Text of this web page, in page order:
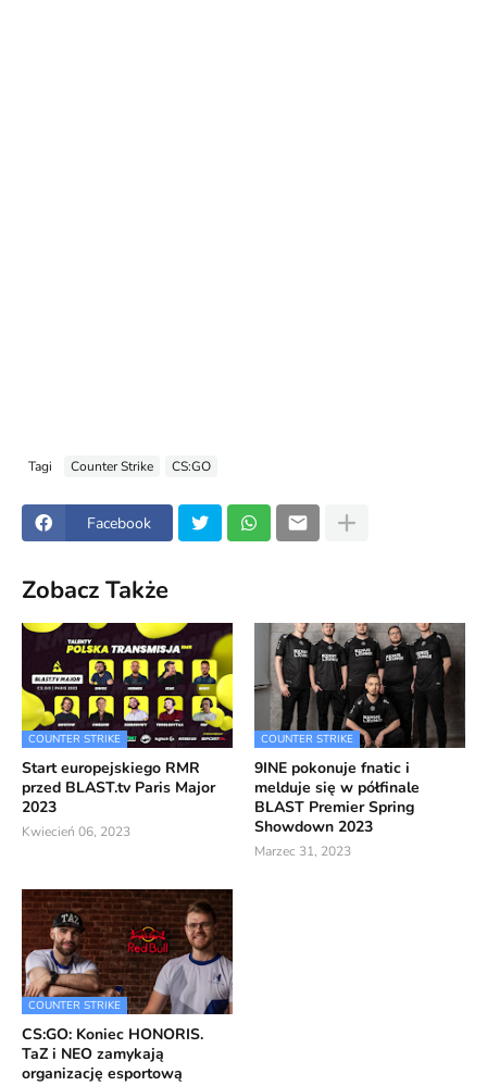
Tagi Counter Strike CS:GO
Facebook
Zobacz Także
COUNTER STRIKE
Start europejskiego RMR
przed BLAST.tv Paris Major
2023
Kwiecień 06, 2023
COUNTER STRIKE
9INE pokonuje fnatic i
melduje się w półfinale
BLAST Premier Spring
Showdown 2023
Marzec 31, 2023
COUNTER STRIKE
CS:GO: Koniec HONORIS.
TaZ i NEO zamykają
organizację esportową